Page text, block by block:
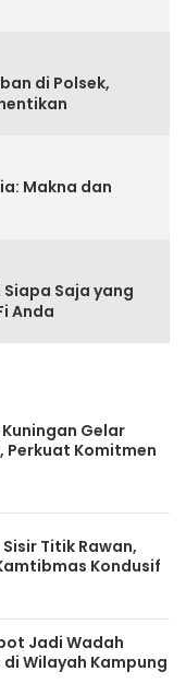
di Polsek,
Makna dan
Saja yang
Anda
Gelar
Perkuat Komitmen
Titik Rawan,
Kondusif
Jadi Wadah
Wilayah Kampung